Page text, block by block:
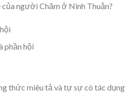
người Chăm ở Ninh Thuận?
phần hội
thức miêu tả và tự sự có tác dụng